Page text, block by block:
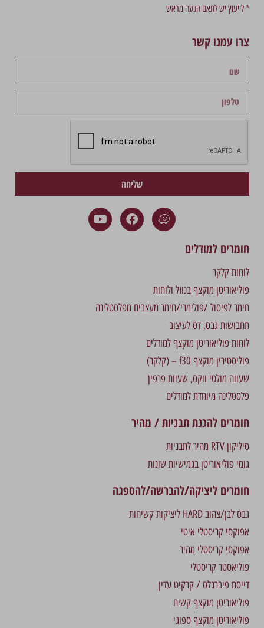
* לייעוץ יש לתאם הגעה מראש
צרו עמנו קשר
שליחה
חומרים למודלים
לוחות קלקר
פוליאוריטן מוקצף בנוזל ולוחות
חימר לפיסול /פולימרי/חימר מעצבים מפלסטלינה
תחבושות גבס, דס לעיצוב
לוחות פוליאוריטן מוקצף למודלים
פוליסטירין מוקצף f30 – (קלקר)
שעווה מולטי ווקס, שעוות פרפין
פלסטלינה מיוחדת למודלים
חומרים להכנת תבניות / מהיר
סיליקון RTV מהיר לתבניות
גומי פוליאוריטן בגמישיות שונות
חומרים ליציקה/להברשה/להספגה
גבס לבן/צהוב HARD ליציקות קשיחות
אפוקסי קריסטלי איטי
אפוקסי קריסטלי מהיר
פוליאסטר קריסטלי
דייסת פיברגלס / קרקיט עדין
פוליאוריטן מוקצף קשיח
פוליאוריטן מוקצף ספוגי